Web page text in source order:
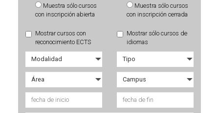
Muestra sólo cursos
con inscripción abierta
Muestra sólo cursos
con inscripción cerrada
Mostrar cursos con
reconocimiento ECTS
Mostrar sólo cursos de
idiomas